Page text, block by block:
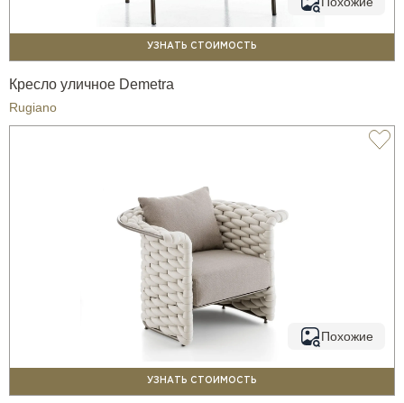
УЗНАТЬ СТОИМОСТЬ
Кресло уличное Demetra
Rugiano
Похожие
УЗНАТЬ СТОИМОСТЬ